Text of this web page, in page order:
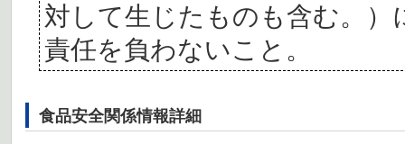
対して生じたものも含む。
責任を負わないこと。
食品安全関係情報詳細